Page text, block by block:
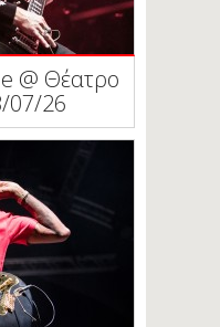
@ Θέατρο
07/26